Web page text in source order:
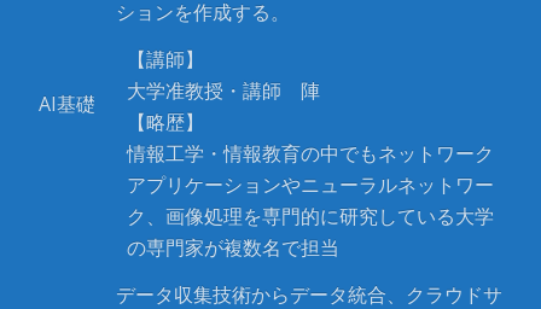
AI基礎
ションを作成する。
【講師】
大学准教授・講師 陣
【略歴】
情報工学・情報教育の中でもネットワーク
アプリケーションやニューラルネットワー
ク、画像処理を専門的に研究している大学
の専門家が複数名で担当
データ収集技術からデータ統合、クラウドサ